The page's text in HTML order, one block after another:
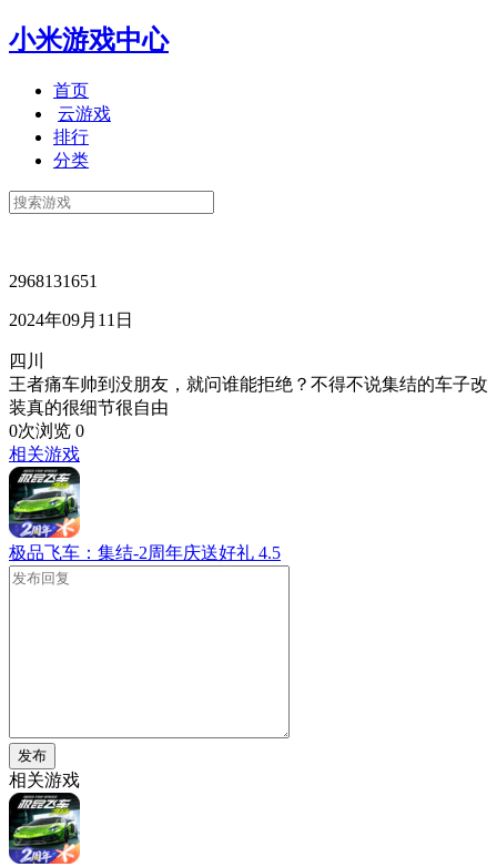
小米游戏中心
首页
云游戏
排行
分类
2968131651
2024年09月11日
四川
王者痛车帅到没朋友，就问谁能拒绝？不得不说集结的车子改
装真的很细节很自由
0次浏览 0
相关游戏
极品飞车：集结-2周年庆送好礼 4.5
发布
相关游戏